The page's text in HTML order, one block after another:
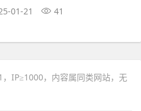
01-21 41
，IP≥1000，内容属同类网站，无